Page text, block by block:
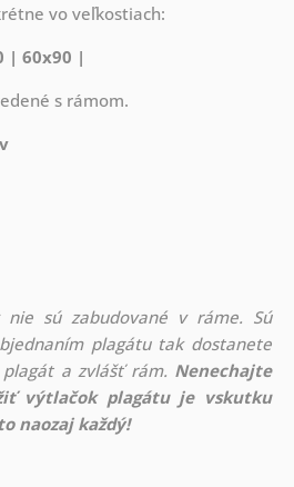
vo veľkostiach:
| 60x90 |
s rámom.
nie sú zabudované v ráme. Sú
plagátu tak dostanete
a zvlášť rám. Nenechajte
výtlačok plagátu je vskutku
naozaj každý!